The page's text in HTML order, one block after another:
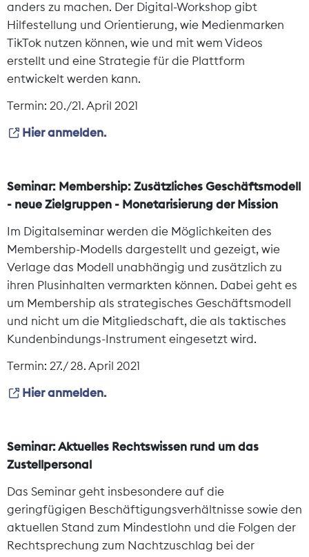
anders zu machen. Der Digital-Workshop gibt
Hilfestellung und Orientierung, wie Medienmarken
TikTok nutzen können, wie und mit wem Videos
erstellt und eine Strategie für die Plattform
entwickelt werden kann.
Termin: 20./21. April 2021
Hier anmelden.
Seminar: Membership: Zusätzliches Geschäftsmodell
- neue Zielgruppen - Monetarisierung der Mission
Im Digitalseminar werden die Möglichkeiten des
Membership-Modells dargestellt und gezeigt, wie
Verlage das Modell unabhängig und zusätzlich zu
ihren Plusinhalten vermarkten können. Dabei geht es
um Membership als strategisches Geschäftsmodell
und nicht um die Mitgliedschaft, die als taktisches
Kundenbindungs-Instrument eingesetzt wird.
Termin: 27./ 28. April 2021
Hier anmelden.
Seminar: Aktuelles Rechtswissen rund um das
Zustellpersonal
Das Seminar geht insbesondere auf die
geringfügigen Beschäftigungsverhältnisse sowie den
aktuellen Stand zum Mindestlohn und die Folgen der
Rechtsprechung zum Nachtzuschlag bei der